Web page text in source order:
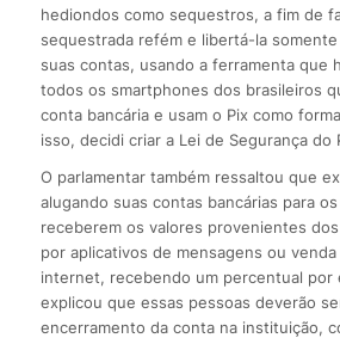
hediondos como sequestros, a fim de
sequestrada refém e libertá-la
suas contas, usando a ferramenta que
todos os smartphones dos brasileiros
conta bancária e usam o Pix como
isso, decidi criar a Lei de Segurança
O parlamentar também ressaltou que
alugando suas contas bancárias para
receberem os valores provenientes
por aplicativos de mensagens ou
internet, recebendo um percentual por
explicou que essas pessoas deverão
encerramento da conta na instituição,